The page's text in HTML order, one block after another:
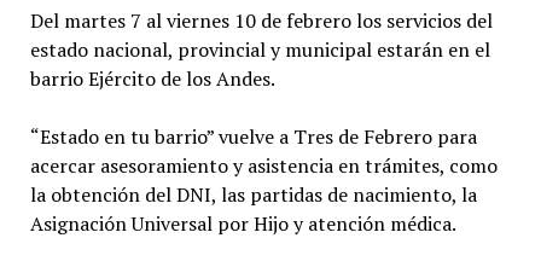
Del martes 7 al viernes 10 de febrero los servicios del
estado nacional, provincial y municipal estarán en el
barrio Ejército de los Andes.
“Estado en tu barrio” vuelve a Tres de Febrero para
acercar asesoramiento y asistencia en trámites, como
la obtención del DNI, las partidas de nacimiento, la
Asignación Universal por Hijo y atención médica.